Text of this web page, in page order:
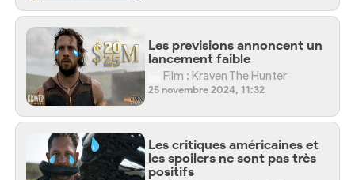
Les previsions annoncent un
lancement faible
Film : Kraven The Hunter
25 novembre 2024, 11:32
Les critiques américaines et
les spoilers ne sont pas très
positifs